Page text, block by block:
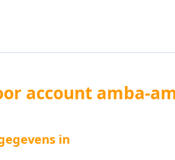
account amba-
in